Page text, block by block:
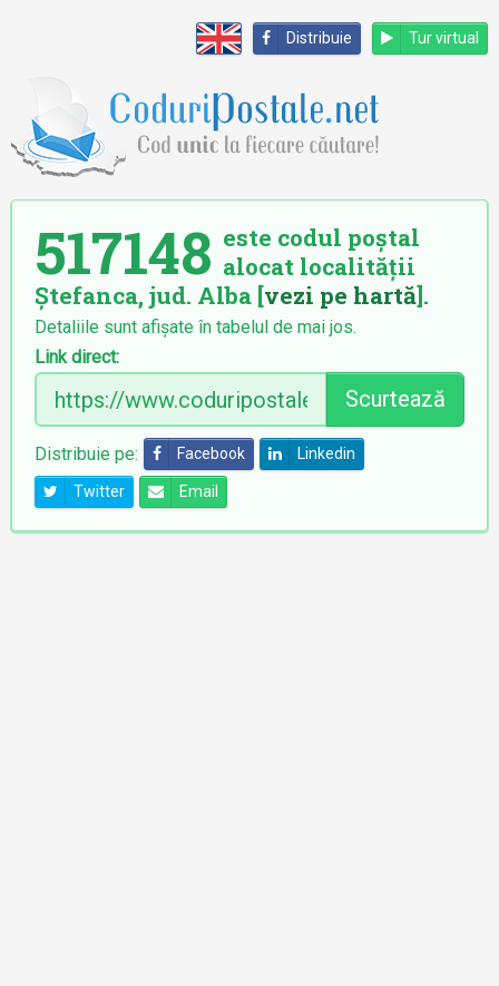
Distribuie Tur virtual
517148 este codul poștal
alocat localității
Ștefanca, jud. Alba [vezi pe hartă].
Detaliile sunt afișate în tabelul de mai jos.
Link direct:
Scurtează
Distribuie pe: Facebook Linkedin
Twitter Email